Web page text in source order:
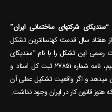
“سندیکای شرکتهای ساختمانی ایران”
شناخته می‎ شود با بیش از هفتاد سال قدمت کهنسال‎ترین تشکل
این تشکل را با نام “سندیکای
شرکتهای ساختمانی” تولد اسمی آن بدانیم، نامه شماره ۲۷۸۵۱ ثبت کل اسناد و
املاک تاریخ ۱۱ اسفند ۱۳۲۶ ه.ش را نشان می‎دهد و اگر واقعیت تشکیل عملی آن
هنوز قانون کار در ایران وجود نداشت.